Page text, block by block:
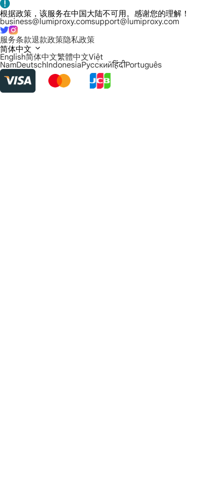
根据政策，该服务在中国大陆不可用。感谢您的理解！
business@lumiproxy.comsupport@lumiproxy.com
服务条款退款政策隐私政策
简体中文
English简体中文繁體中文Việt
NamDeutschIndonesiaРусскийहिंदीPortuguês